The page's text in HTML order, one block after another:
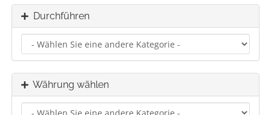
Durchführen
Währung wählen